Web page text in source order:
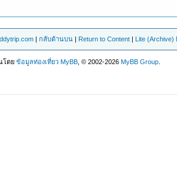
|กลับด้านบน | Return to Content | Lite (Archive)
โดยข้อมูลท่องเที่ยว MyBB , © 2002-2026MyBB Group